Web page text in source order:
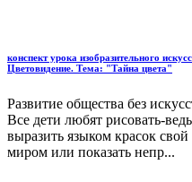
конспект урока изобразительного
Цветовидение. Тема: "Тайна цвета"
Развитие общества без
Все дети любят рисовать-
выразить языком красок
миром или показать непр...